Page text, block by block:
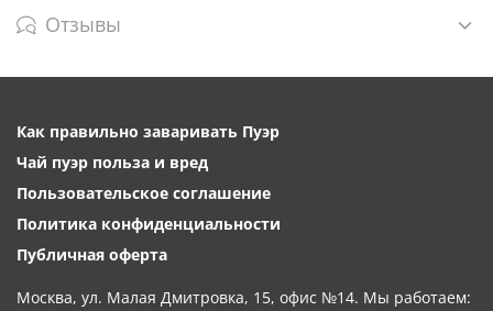
Отзывы
Как правильно заваривать Пуэр
Чай пуэр польза и вред
Пользовательское соглашение
Политика конфиденциальности
Публичная оферта
Москва, ул. Малая Дмитровка, 15, офис №14. Мы работаем: